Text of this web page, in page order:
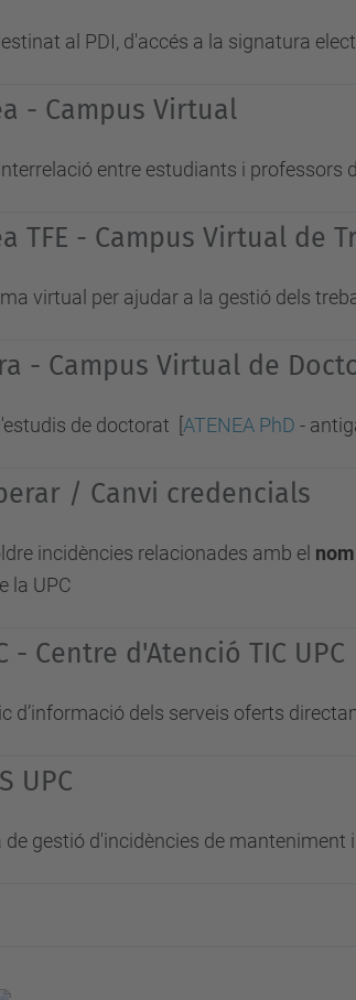
al PDI, d'accés a la signatura
- Campus Virtual
entre estudiants i professors
TFE - Campus Virtual de
virtual per ajudar a la gestió dels
- Campus Virtual de
de doctorat [ ATENEA PhD -
/ Canvi credencials
incidències relacionades amb el
la UPC
- Centre d'Atenció TIC UPC
d’informació dels serveis oferts
UPC
de gestió d'incidències de manteniment